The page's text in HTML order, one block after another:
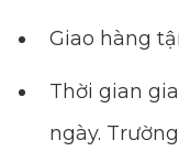
Giao hàng
Thời gian
ngày.